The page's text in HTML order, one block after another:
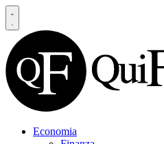
Economia